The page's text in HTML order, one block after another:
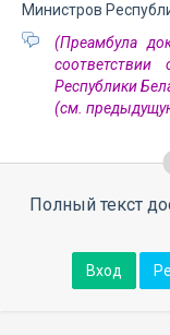
Министров
(Преамбула
Республики
(см.
Полный текст
Вход